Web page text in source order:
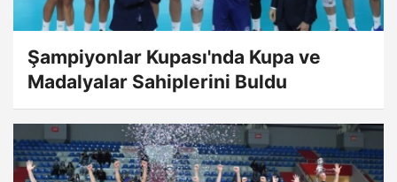
Şampiyonlar Kupası'nda Kupa ve
Madalyalar Sahiplerini Buldu